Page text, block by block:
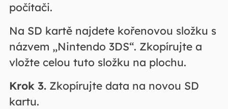
počítači.
Na SD kartě najdete kořenovou složku s
názvem „Nintendo 3DS“. Zkopírujte a
vložte celou tuto složku na plochu.
Krok 3.Zkopírujte data na novou SD
kartu.